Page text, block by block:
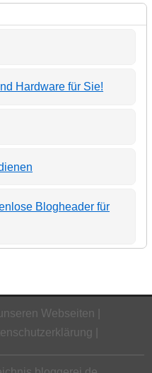
Hardware für Sie!
Blogheader für
Webseiten